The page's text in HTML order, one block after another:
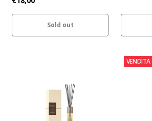
Sold out
VENDITA